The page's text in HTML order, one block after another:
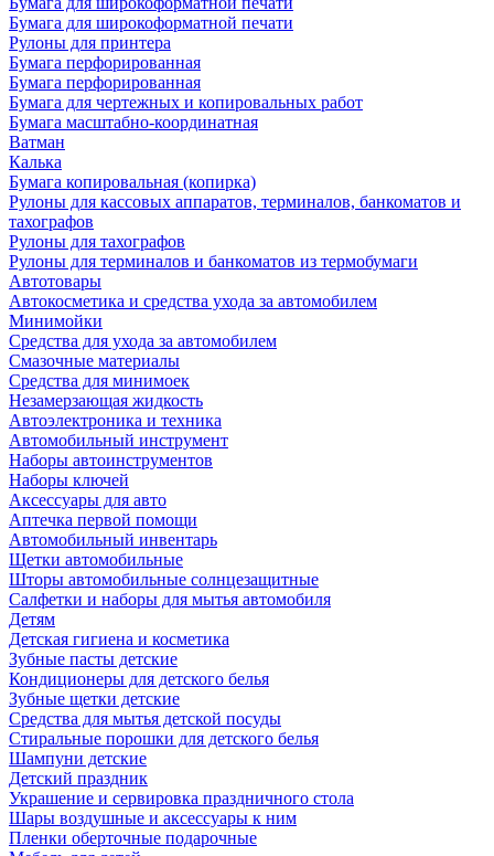
Бумага для широкоформатной печати
Рулоны для принтера
Бумага перфорированная
Бумага перфорированная
Бумага для чертежных и копировальных работ
Бумага масштабно-координатная
Ватман
Калька
Бумага копировальная (копирка)
Рулоны для кассовых аппаратов, терминалов, банкоматов и
тахографов
Рулоны для тахографов
Рулоны для терминалов и банкоматов из термобумаги
Автотовары
Автокосметика и средства ухода за автомобилем
Минимойки
Средства для ухода за автомобилем
Смазочные материалы
Средства для минимоек
Незамерзающая жидкость
Автоэлектроника и техника
Автомобильный инструмент
Наборы автоинструментов
Наборы ключей
Аксессуары для авто
Аптечка первой помощи
Автомобильный инвентарь
Щетки автомобильные
Шторы автомобильные солнцезащитные
Салфетки и наборы для мытья автомобиля
Детям
Детская гигиена и косметика
Зубные пасты детские
Кондиционеры для детского белья
Зубные щетки детские
Средства для мытья детской посуды
Стиральные порошки для детского белья
Шампуни детские
Детский праздник
Украшение и сервировка праздничного стола
Шары воздушные и аксессуары к ним
Пленки оберточные подарочные